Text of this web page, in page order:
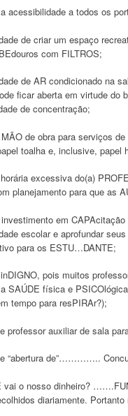
acessibilidade a todos os
de criar um espaço
com FILTROS;
de AR condicionado na
ficar aberta em virtude do
de concentração;
de obra para serviços
toalha e, inclusive, papel
excessiva do(a)
planejamento para que as
em CAPAcitação
escolar e aprofundar
para os ESTU…DANTE;
pois muitos
SAÚDE física e
tempo para resPIRAr?);
professor auxiliar de sala
“abertura de”…………..
vai o nosso dinheiro?
diariamente.